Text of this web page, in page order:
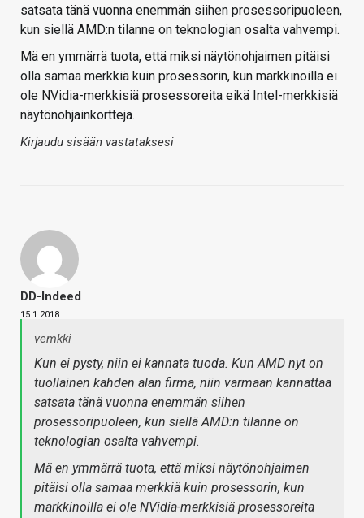
satsata tänä vuonna enemmän siihen prosessoripuoleen,
kun siellä AMD:n tilanne on teknologian osalta vahvempi.
Mä en ymmärrä tuota, että miksi näytönohjaimen pitäisi
olla samaa merkkiä kuin prosessorin, kun markkinoilla ei
ole NVidia-merkkisiä prosessoreita eikä Intel-merkkisiä
näytönohjainkortteja.
Kirjaudu sisään vastataksesi
DD-Indeed
15.1.2018
vemkki
Kun ei pysty, niin ei kannata tuoda. Kun AMD nyt on
tuollainen kahden alan firma, niin varmaan kannattaa
satsata tänä vuonna enemmän siihen
prosessoripuoleen, kun siellä AMD:n tilanne on
teknologian osalta vahvempi.
Mä en ymmärrä tuota, että miksi näytönohjaimen
pitäisi olla samaa merkkiä kuin prosessorin, kun
markkinoilla ei ole NVidia-merkkisiä prosessoreita